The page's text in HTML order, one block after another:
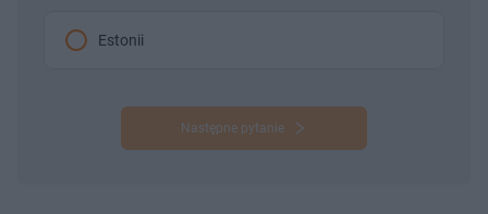
Estonii
Następne pytanie